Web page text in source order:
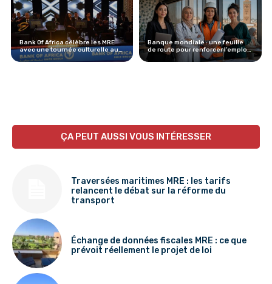
Bank Of Africa célèbre les MRE
avec une tournée culturelle au
Maroc
Banque mondiale : une feuille
de route pour renforcer l’emploi
des femmes au Maroc
ÇA PEUT AUSSI VOUS INTÉRESSER
Traversées maritimes MRE : les tarifs
relancent le débat sur la réforme du
transport
Échange de données fiscales MRE : ce que
prévoit réellement le projet de loi